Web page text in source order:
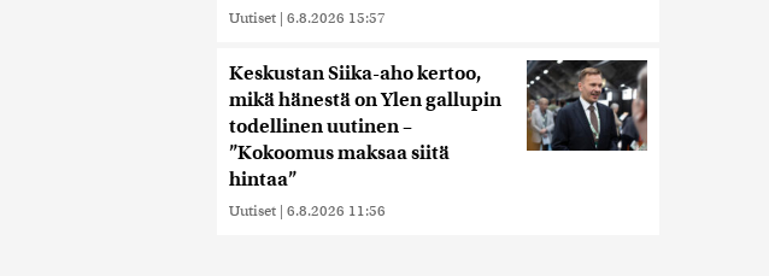
Uutiset | 6.8.2026 15:57
Keskustan Siika-aho kertoo,
mikä hänestä on Ylen gallupin
todellinen uutinen –
”Kokoomus maksaa siitä
hintaa”
Uutiset | 6.8.2026 11:56